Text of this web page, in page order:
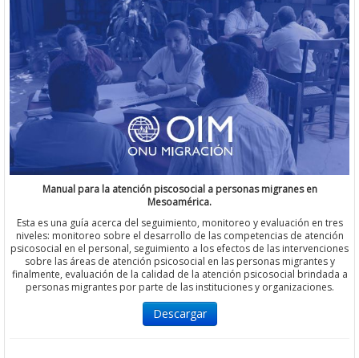
Manual para la atención piscosocial a personas migranes en
Mesoamérica.
Esta es una guía acerca del seguimiento, monitoreo y evaluación en tres
niveles: monitoreo sobre el desarrollo de las competencias de atención
psicosocial en el personal, seguimiento a los efectos de las intervenciones
sobre las áreas de atención psicosocial en las personas migrantes y
finalmente, evaluación de la calidad de la atención psicosocial brindada a
personas migrantes por parte de las instituciones y organizaciones.
Descargar